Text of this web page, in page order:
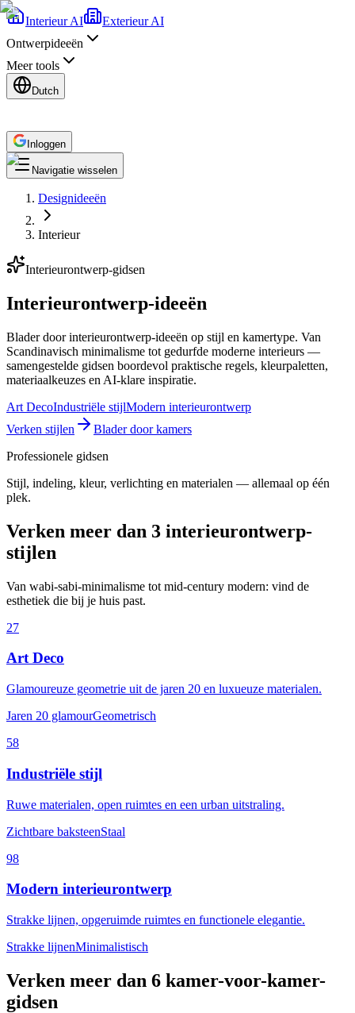
Interieur AI
Exterieur AI
Ontwerpideeën
Meer tools
Dutch
Inloggen
Navigatie wisselen
Designideeën
Interieur
Interieurontwerp-gidsen
Interieurontwerp-ideeën
Blader door interieurontwerp-ideeën op stijl en kamertype. Van
Scandinavisch minimalisme tot gedurfde moderne interieurs —
samengestelde gidsen boordevol praktische regels, kleurpaletten,
materiaalkeuzes en AI-klare inspiratie.
Art DecoIndustriële stijlModern interieurontwerp
Verken stijlen
Blader door kamers
Professionele gidsen
Stijl, indeling, kleur, verlichting en materialen — allemaal op één
plek.
Verken meer dan 3 interieurontwerp-
stijlen
Van wabi-sabi-minimalisme tot mid-century modern: vind de
esthetiek die bij je huis past.
27
Art Deco
Glamoureuze geometrie uit de jaren 20 en luxueuze materialen.
Jaren 20 glamourGeometrisch
58
Industriële stijl
Ruwe materialen, open ruimtes en een urban uitstraling.
Zichtbare baksteenStaal
98
Modern interieurontwerp
Strakke lijnen, opgeruimde ruimtes en functionele elegantie.
Strakke lijnenMinimalistisch
Verken meer dan 6 kamer-voor-kamer-
gidsen